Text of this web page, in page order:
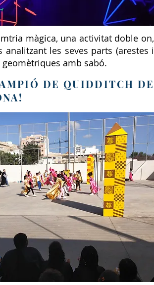
màgica, una activitat doble on,
les seves parts (arestes i
amb sabó.
DE QUIDDITCH DE